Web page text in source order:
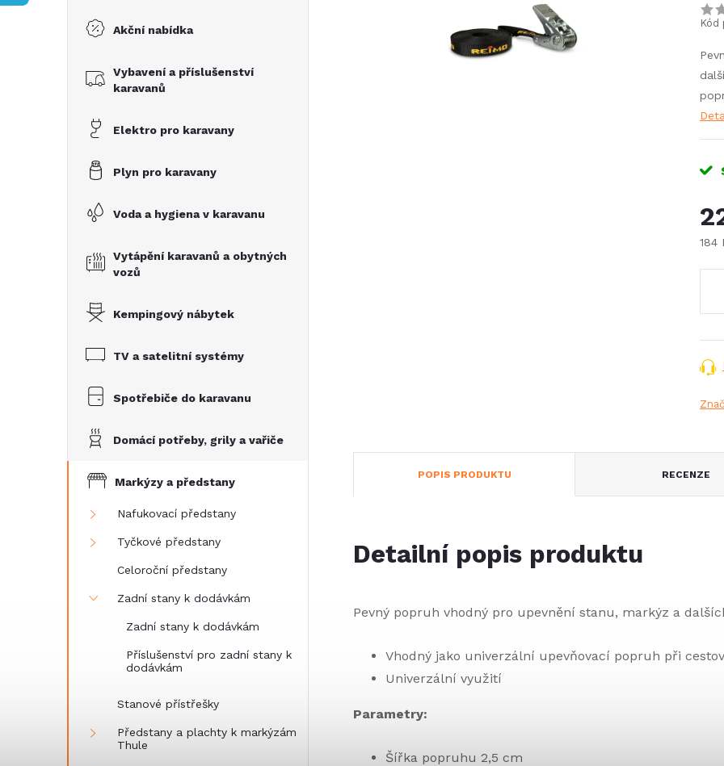
Akční nabídka
Vybavení a příslušenství
karavanů
Elektro pro karavany
Plyn pro karavany
Voda a hygiena v karavanu
Vytápění karavanů a obytných
vozů
Kempingový nábytek
TV a satelitní systémy
Spotřebiče do karavanu
Domácí potřeby, grily a vařiče
Markýzy a předstany
Nafukovací předstany
Tyčkové předstany
Celoroční předstany
Zadní stany k dodávkám
Zadní stany k dodávkám
Příslušenství pro zadní stany k
dodávkám
Stanové přístřešky
Předstany a plachty k markýzám
Thule
Kód
184
POPIS PRODUKTU RECENZE
Detailní popis produktu
Pevný popruh vhodný pro upevnění stanu, markýz a
Vhodný jako univerzální upevňovací popruh při
Univerzální využití
Parametry:
Šířka popruhu 2,5 cm